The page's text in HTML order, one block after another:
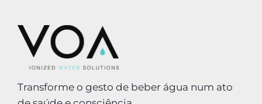
Transforme o gesto de beber água num ato